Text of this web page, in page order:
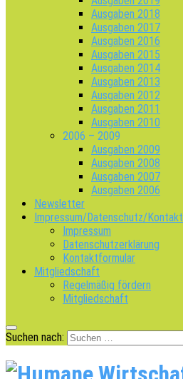
Ausgaben 2018
Ausgaben 2017
Ausgaben 2016
Ausgaben 2015
Ausgaben 2014
Ausgaben 2013
Ausgaben 2012
Ausgaben 2011
Ausgaben 2010
2006 – 2009
Ausgaben 2009
Ausgaben 2008
Ausgaben 2007
Ausgaben 2006
Newsletter
Impressum/Datenschutz/Kontakt
Impressum
Datenschutzerklärung
Kontaktformular
Mitgliedschaft
Regelmäßig fördern
Mitgliedschaft
Suchen nach: